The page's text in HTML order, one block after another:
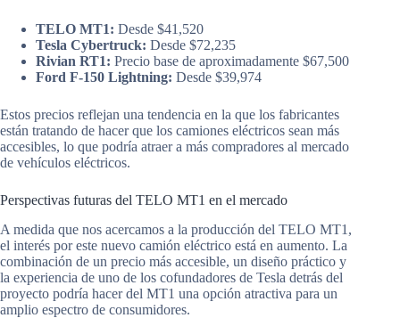
TELO MT1: Desde $41,520
Tesla Cybertruck: Desde $72,235
Rivian RT1: Precio base de aproximadamente $67,500
Ford F-150 Lightning: Desde $39,974
Estos precios reflejan una tendencia en la que los fabricantes
están tratando de hacer que los camiones eléctricos sean más
accesibles, lo que podría atraer a más compradores al mercado
de vehículos eléctricos.
Perspectivas futuras del TELO MT1 en el mercado
A medida que nos acercamos a la producción del TELO MT1,
el interés por este nuevo camión eléctrico está en aumento. La
combinación de un precio más accesible, un diseño práctico y
la experiencia de uno de los cofundadores de Tesla detrás del
proyecto podría hacer del MT1 una opción atractiva para un
amplio espectro de consumidores.